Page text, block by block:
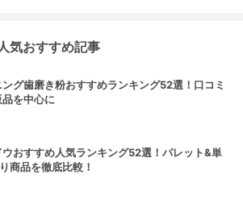
気おすすめ記事
グ歯磨き粉おすすめランキング52選！口コミ
を中心に
ウおすすめ人気ランキング52選！パレット&単
商品を徹底比較！